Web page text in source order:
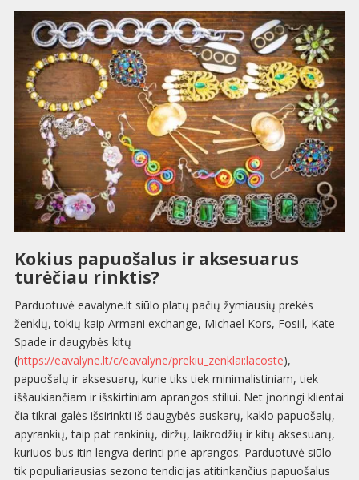
Kokius papuošalus ir aksesuarus
turėčiau rinktis?
Parduotuvė eavalyne.lt siūlo platų pačių žymiausių prekės
ženklų, tokių kaip Armani exchange, Michael Kors, Fosiil, Kate
Spade ir daugybės kitų
(https://eavalyne.lt/c/eavalyne/prekiu_zenklai:lacoste),
papuošalų ir aksesuarų, kurie tiks tiek minimalistiniam, tiek
iššaukiančiam ir išskirtiniam aprangos stiliui. Net įnoringi klientai
čia tikrai galės išsirinkti iš daugybės auskarų, kaklo papuošalų,
apyrankių, taip pat rankinių, diržų, laikrodžių ir kitų aksesuarų,
kuriuos bus itin lengva derinti prie aprangos. Parduotuvė siūlo
tik populiariausias sezono tendicijas atitinkančius papuošalus